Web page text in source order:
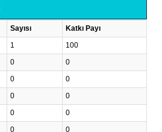
Sayısı
Katkı Payı
1
100
0
0
0
0
0
0
0
0
0
0